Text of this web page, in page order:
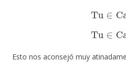
Tu ∈
Tu ∈
Esto nos aconsejó muy